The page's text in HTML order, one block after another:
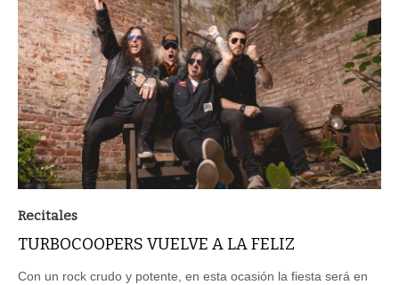
Recitales
TURBOCOOPERS VUELVE A LA FELIZ
Con un rock crudo y potente, en esta ocasión la fiesta será en